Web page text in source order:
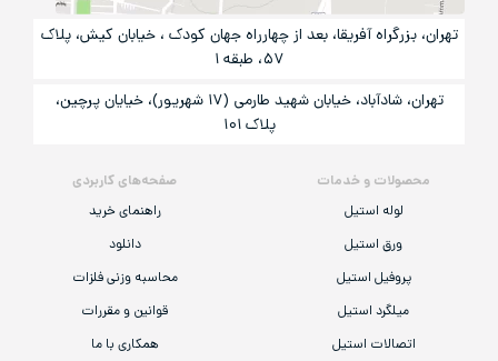
محصولات و خدمات
لوله استیل
ورق استیل
پروفیل استیل
میلگرد استیل
اتصالات استیل
صفحه‌های کاربردی
راهنمای خرید
دانلود
محاسبه وزنی فلزات
قوانین و مقررات
همکاری با ما
تهران، بزرگراه آفریقا، بعد از چهارراه جهان کودک ، خیابان کیش، پلاک
۵۷، طبقه ۱
تهران، شادآباد، خیابان شهید طارمی (۱۷ شهریور)، خیایان پرچین،
پلاک ۱۰۱